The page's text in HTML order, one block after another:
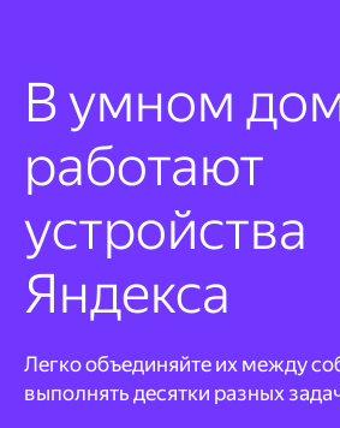
В умном
работают
устройства
Яндекса
Легко объединяйте их между
выполнять десятки разных